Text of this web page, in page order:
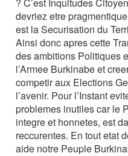
devriez etre
est la Securisation du
Ainsi donc apres cette
des ambitions Politiques
l’Armee Burkinabe et
competir aux Elections
l’avenir. Pour l’Instant
problemes inutiles car le
integre et honnetes, est
reccurentes. En tout etat
aide notre Peuple